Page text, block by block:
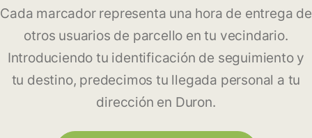
Cada marcador representa una hora de entrega de
otros usuarios de parcello en tu vecindario.
Introduciendo tu identificación de seguimiento y
tu destino, predecimos tu llegada personal a tu
dirección en Duron.